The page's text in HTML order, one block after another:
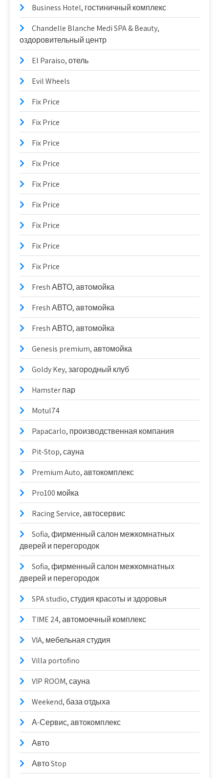
Business Hotel, гостиничный комплекс
Chandelle Blanche Medi SPA & Beauty,
оздоровительный центр
El Paraiso, отель
Evil Wheels
Fix Price
Fix Price
Fix Price
Fix Price
Fix Price
Fix Price
Fix Price
Fix Price
Fix Price
Fresh АВТО, автомойка
Fresh АВТО, автомойка
Fresh АВТО, автомойка
Genesis premium, автомойка
Goldy Key, загородный клуб
Hamster пар
Motul74
Papaсarlo, производственная компания
Pit-Stop, сауна
Premium Auto, автокомплекс
Pro100 мойка
Racing Service, автосервис
Sofia, фирменный салон межкомнатных
дверей и перегородок
Sofia, фирменный салон межкомнатных
дверей и перегородок
SPA studio, студия красоты и здоровья
TIME 24, автомоечный комплекс
VIA, мебельная студия
Villa portofino
VIP ROOM, сауна
Weekend, база отдыха
А-Сервис, автокомплекс
Авто
Авто Stop